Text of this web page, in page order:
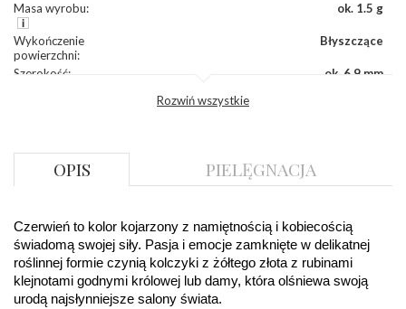
Masa wyrobu: ok. 1.5 g
Wykończenie
powierzchni:
Błyszczące
Szerokość:
ok. 6.9 mm
:
Szlif
Brylantowy okrągły
diamentów :
Liczba
diamentów
(łącznie):
20 szt.
Masa
diamentów
0.08 ct
Rozwiń wszystkie
OPIS PIELĘGNACJA
Czerwień to kolor kojarzony z namiętnością i kobiecością
świadomą swojej siły. Pasja i emocje zamknięte w delikatnej
roślinnej formie czynią kolczyki z żółtego złota z rubinami
klejnotami godnymi królowej lub damy, która olśniewa swoją
urodą najsłynniejsze salony świata.